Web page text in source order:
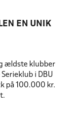
EN UNIK
ældste klubber
i DBU
på 100.000 kr.